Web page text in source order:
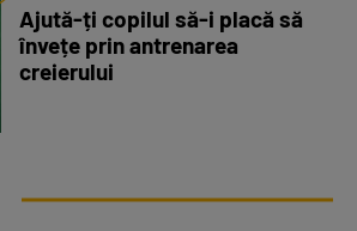
Ajută-ți copilul să-i placă să
învețe prin antrenarea
creierului